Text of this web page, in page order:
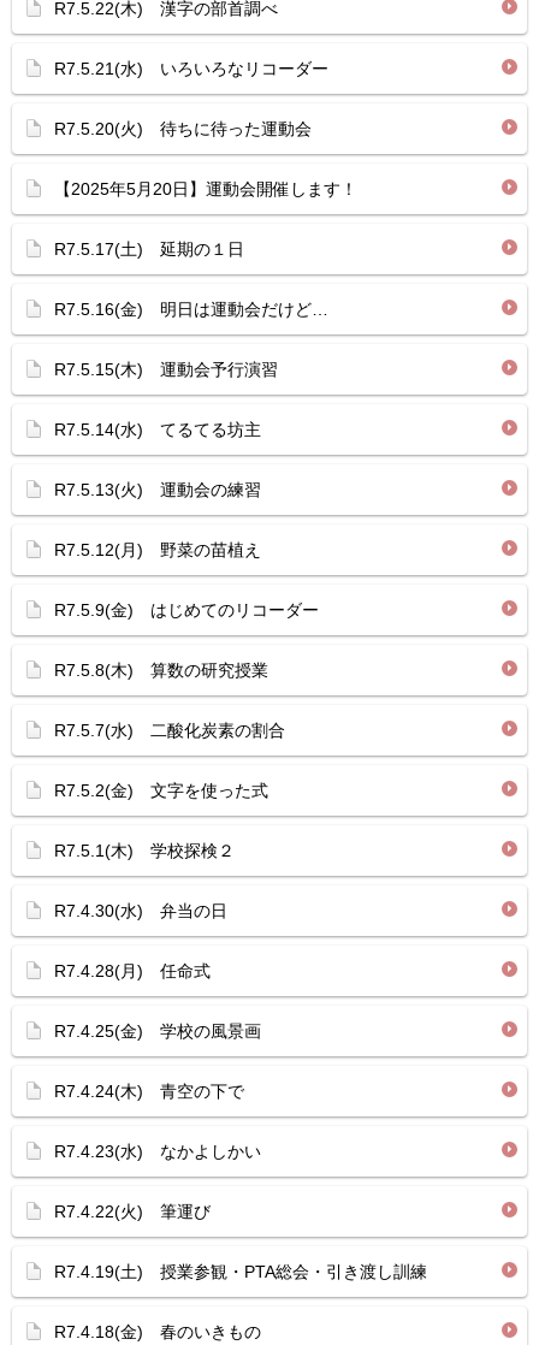
R7.5.22(木) 漢字の部首調べ
R7.5.21(水) いろいろなリコーダー
R7.5.20(火) 待ちに待った運動会
【2025年5月20日】運動会開催します！
R7.5.17(土) 延期の１日
R7.5.16(金) 明日は運動会だけど…
R7.5.15(木) 運動会予行演習
R7.5.14(水) てるてる坊主
R7.5.13(火) 運動会の練習
R7.5.12(月) 野菜の苗植え
R7.5.9(金) はじめてのリコーダー
R7.5.8(木) 算数の研究授業
R7.5.7(水) 二酸化炭素の割合
R7.5.2(金) 文字を使った式
R7.5.1(木) 学校探検２
R7.4.30(水) 弁当の日
R7.4.28(月) 任命式
R7.4.25(金) 学校の風景画
R7.4.24(木) 青空の下で
R7.4.23(水) なかよしかい
R7.4.22(火) 筆運び
R7.4.19(土) 授業参観・PTA総会・引き渡し訓練
R7.4.18(金) 春のいきもの